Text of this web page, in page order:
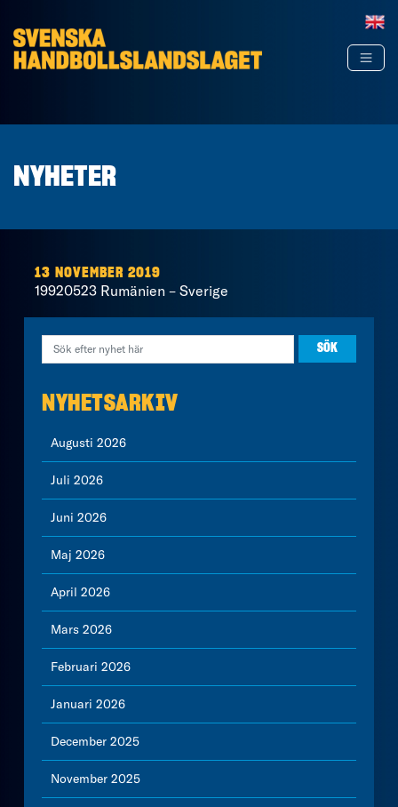
NYHETER
13 NOVEMBER 2019
19920523 Rumänien – Sverige
NYHETSARKIV
Augusti 2026
Juli 2026
Juni 2026
Maj 2026
April 2026
Mars 2026
Februari 2026
Januari 2026
December 2025
November 2025